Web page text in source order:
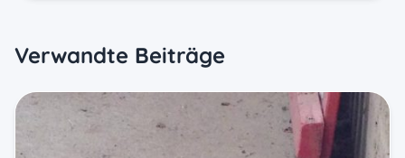
Verwandte Beiträge